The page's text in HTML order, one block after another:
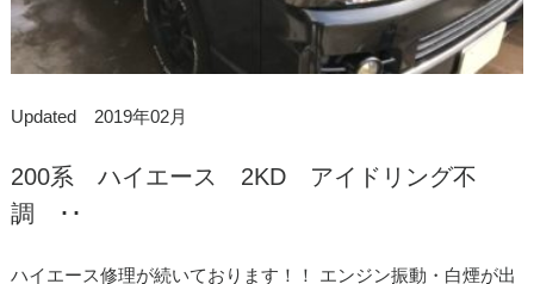
Updated 2019年02月
200系 ハイエース 2KD アイドリング不
調 ･･
ハイエース修理が続いております！！ エンジン振動・白煙が出